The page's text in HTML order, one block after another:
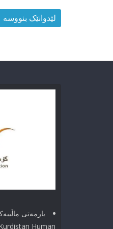
یارمەتی
Human